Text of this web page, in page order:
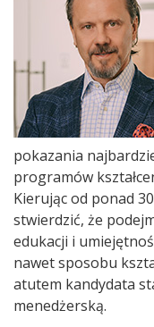
pokazania
programów
Kierując od ponad
stwierdzić, że
edukacji i
nawet sposobu
atutem kandydata
menedżerską.